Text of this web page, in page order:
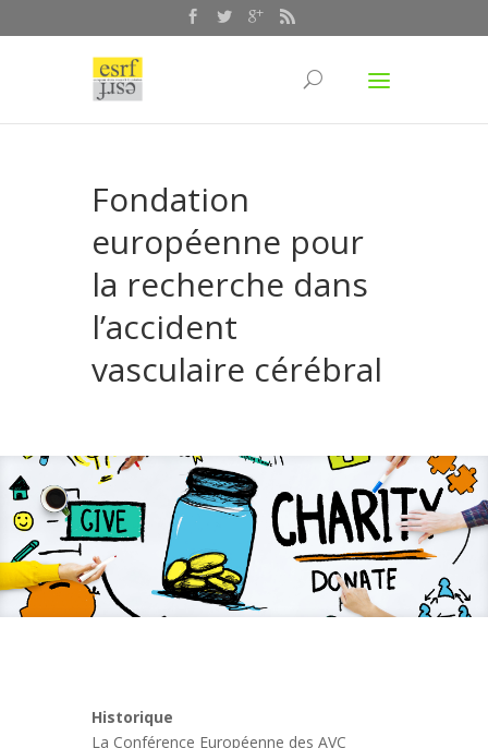
Fondation
européenne pour
la recherche dans
l’accident
vasculaire cérébral
Historique
La Conférence Européenne des AVC